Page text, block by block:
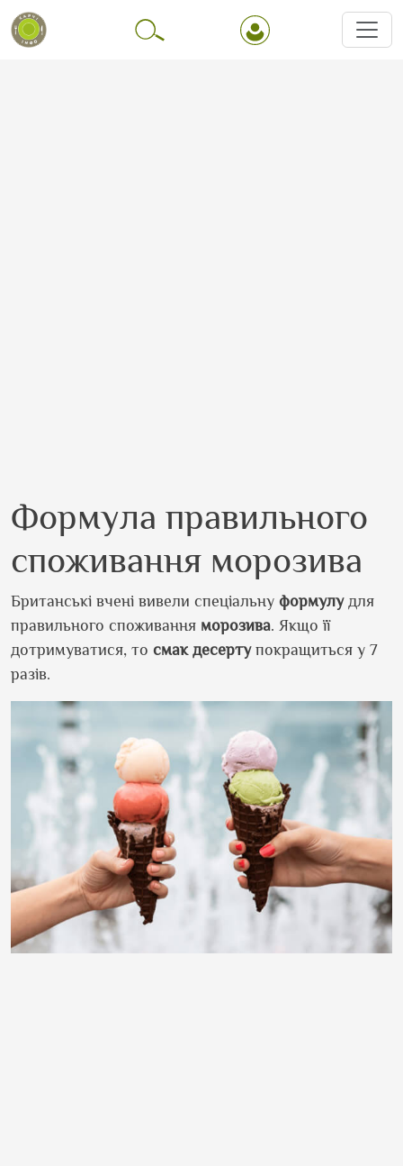
Формула правильного
споживання морозива
Британські вчені вивели спеціальну формулудля
правильного споживання морозива. Якщо її
дотримуватися, то смак десертупокращиться у 7
разів.